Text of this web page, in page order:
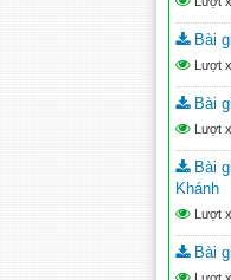
Bài
Lượt
Bài
Lượt
Bài
Khánh
Lượt
Bài